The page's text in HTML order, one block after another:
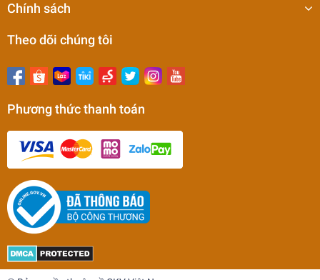
Chính sách
Theo dõi chúng tôi
Phương thức thanh toán
undefined